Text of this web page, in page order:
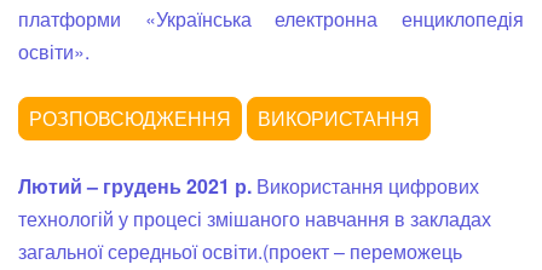
платформи «Українська електронна енциклопедія
освіти».
Лютий – грудень 2021 р. Використання цифрових
технологій у процесі змішаного навчання в закладах
загальної середньої освіти.(проект – переможець